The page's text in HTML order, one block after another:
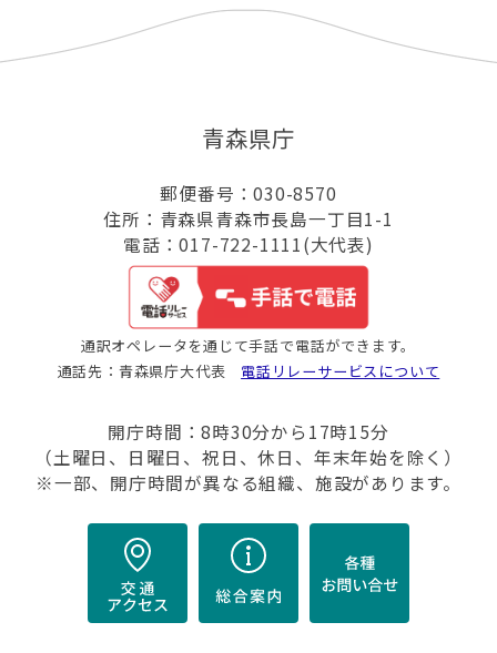
青森県庁
郵便番号：030-8570
住所：青森県青森市長島一丁目1-1
電話：017-722-1111(大代表)
通訳オペレータを通じて手話で電話ができます。
通話先：青森県庁大代表 電話リレーサービスについて
開庁時間：8時30分から17時15分
（土曜日、日曜日、祝日、休日、年末年始を除く）
※一部、開庁時間が異なる組織、施設があります。